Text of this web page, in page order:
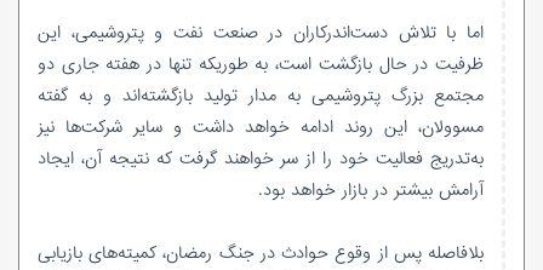
اما با تلاش دست‌اندرکاران در صنعت نفت و پتروشیمی، این
ظرفیت در حال بازگشت است، به طوریکه تنها در هفته جاری دو
مجتمع بزرگ پتروشیمی به مدار تولید بازگشته‌اند و به گفته
مسوولان، این روند ادامه خواهد داشت و سایر شرکت‌ها نیز
به‌تدریج فعالیت خود را از سر خواهند گرفت که نتیجه آن، ایجاد
آرامش بیشتر در بازار خواهد بود.
بلافاصله پس از وقوع حوادث در جنگ رمضان، کمیته‌های بازیابی